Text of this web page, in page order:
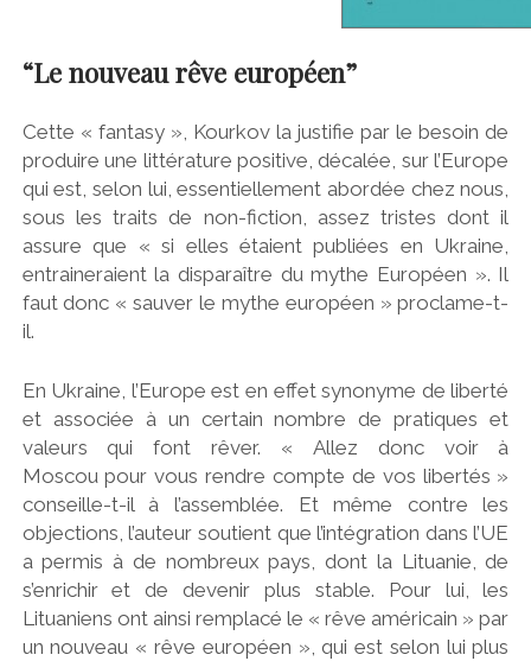
“Le nouveau rêve européen”
Cette « fantasy », Kourkov la justifie par le besoin de
produire une littérature positive, décalée, sur l’Europe
qui est, selon lui, essentiellement abordée chez nous,
sous les traits de non-fiction, assez tristes dont il
assure que « si elles étaient publiées en Ukraine,
entraineraient la disparaître du mythe Européen ». Il
faut donc « sauver le mythe européen » proclame-t-
il.
En Ukraine, l’Europe est en effet synonyme de liberté
et associée à un certain nombre de pratiques et
valeurs qui font rêver. « Allez donc voir à
Moscou pour vous rendre compte de vos libertés »
conseille-t-il à l’assemblée. Et même contre les
objections, l’auteur soutient que l’intégration dans l’UE
a permis à de nombreux pays, dont la Lituanie, de
s’enrichir et de devenir plus stable. Pour lui, les
Lituaniens ont ainsi remplacé le « rêve américain » par
un nouveau « rêve européen », qui est selon lui plus